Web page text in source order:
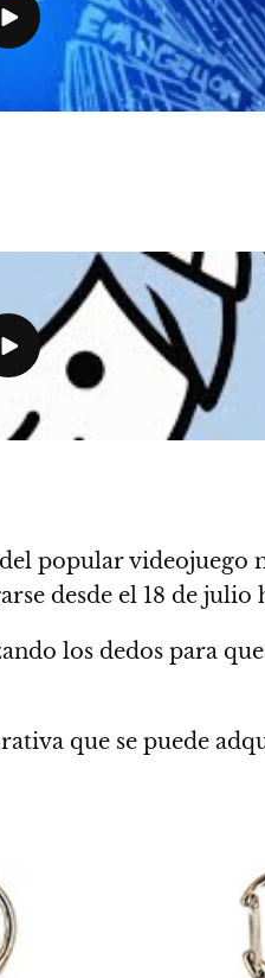
del popular videojuego
desde el 18 de julio
los dedos para
que se puede